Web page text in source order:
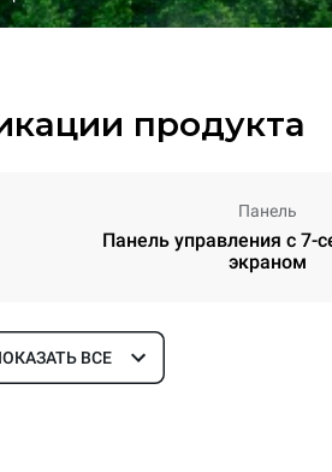
продукта
Панель
Панель управления с 7-
экраном
Глубина
ВСЕ